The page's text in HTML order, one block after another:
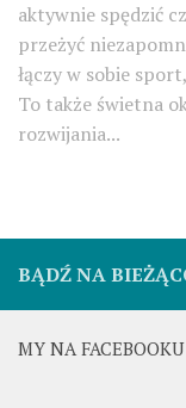
aktywnie spędzić
przeżyć
łączy w sobie
To także świetna
rozwijania...
BĄDŹ NA
MY NA FACEBOOKU